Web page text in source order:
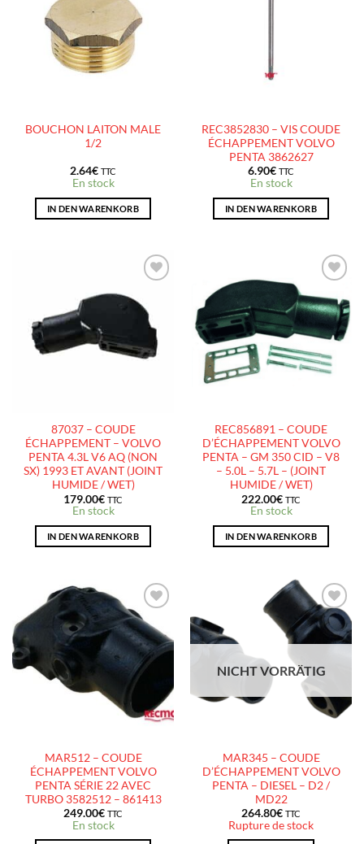
À LA
LISTE
D’ENVIES
BOUCHON LAITON MALE
1/2
2.64€ TTC
En stock
IN DEN WARENKORB
REC3852830 – VIS COUDE
ÉCHAPPEMENT VOLVO
PENTA 3862627
6.90€ TTC
En stock
IN DEN WARENKORB
AJOUTER
À LA
87037 – COUDE
ÉCHAPPEMENT – VOLVO
PENTA 4.3L V6 AQ (NON
SX) 1993 ET AVANT (JOINT
HUMIDE / WET)
179.00€ TTC
En stock
IN DEN WARENKORB
AJOUTER
À LA
LISTE
D’ENVIES
REC856891 – COUDE
D’ÉCHAPPEMENT VOLVO
PENTA – GM 350 CID – V8
– 5.0L – 5.7L – (JOINT
HUMIDE / WET)
222.00€ TTC
En stock
IN DEN WARENKORB
AJOUTER
À LA
LISTE
D’ENVIES
MAR512 – COUDE
ÉCHAPPEMENT VOLVO
PENTA SÉRIE 22 AVEC
TURBO 3582512 – 861413
249.00€ TTC
En stock
AJOUTER
À LA
D’ENVIES
NICHT VORRÄTIG
MAR345 – COUDE
D’ÉCHAPPEMENT VOLVO
PENTA – DIESEL – D2 /
MD22
264.80€ TTC
Rupture de stock